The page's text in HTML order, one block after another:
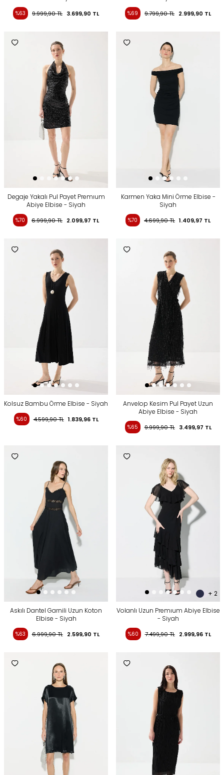
%63 9.999,90TL 3.699,90 TL %69 9.799,90TL 2.999,90 TL
Degaje Yakalı Pul Payet Premıum
Abiye Elbise - Siyah
%70 6.999,90TL 2.099,97 TL
Karmen Yaka Mini Örme Elbise -
Siyah
%70 4.699,90TL 1.409,97 TL
Kolsuz Bambu Örme Elbise - Siyah
%60 4.599,90TL 1.839,96TL
Anvelop Kesim Pul Payet Uzun
Abiye Elbise - Siyah
%65 9.999,90TL 3.499,97 TL
Askılı Dantel Garnili Uzun Koton
Elbise - Siyah
%63 6.999,90TL 2.599,90 TL
+ 2
Volanlı Uzun Premıum Abiye Elbise
- Siyah
%60 7.499,90TL 2.999,96TL